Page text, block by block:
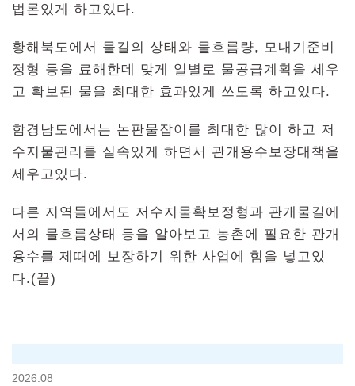
법론있게 하고있다.
황해북도에서 물길의 상태와 물흐름량, 모내기준비
정형 등을 료해한데 맞게 일별로 물공급계획을 세우
고 확보된 물을 최대한 효과있게 쓰도록 하고있다.
함경남도에서는 논판물잡이를 최대한 많이 하고 저
수지물관리를 실속있게 하면서 관개용수보장대책을
세우고있다.
다른 지역들에서도 저수지물확보정형과 관개물길에
서의 물흐름상태 등을 알아보고 농촌에 필요한 관개
용수를 제때에 보장하기 위한 사업에 힘을 넣고있
다.(끝)
2026.08